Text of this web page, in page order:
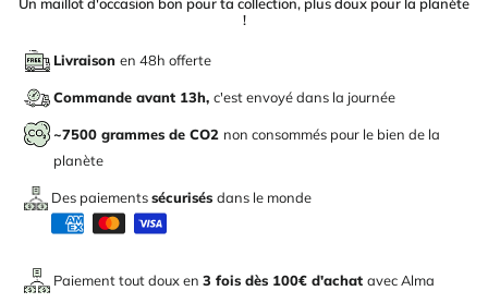
Un maillot d'occasion bon pour ta collection, plus doux pour la planète
!
Livraison en 48h offerte
Commande avant 13h, c'est envoyé dans la journée
~7500 grammes de CO2 non consommés pour le bien de la
planète
Des paiementssécurisés dans le monde
Paiement tout doux en 3 fois dès 100€ d'achat avecAlma